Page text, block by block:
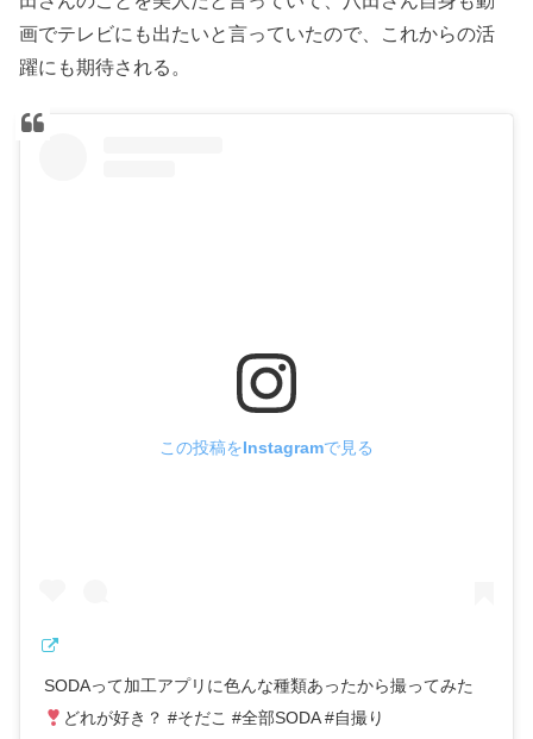
画でテレビにも出たいと言っていたので、これからの活
躍にも期待される。
この投稿をInstagramで見る
SODAって加工アプリに色んな種類あったから撮ってみた
どれが好き？ #そだこ #全部SODA #自撮り